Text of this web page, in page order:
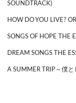
SOUNDTRACK)
HOW DO YOU LIVE?
SONGS OF HOPE THE
DREAM SONGS THE
A SUMMER TRIP～僕